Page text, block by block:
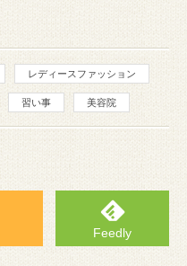
レディースファッション
習い事 美容院
Feedly